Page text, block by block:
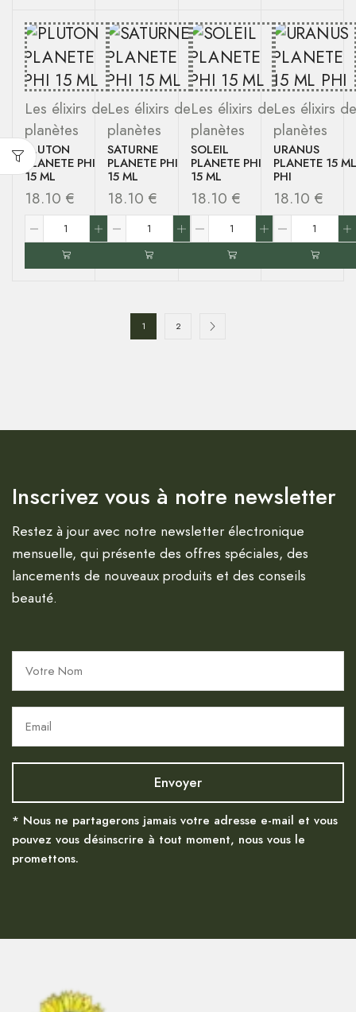
Les élixirs de
planètes
PLUTON
PLANETE PHI
15 ML
18.10 €
Les élixirs de
planètes
SATURNE
PLANETE PHI
15 ML
18.10€
Les élixirs de
planètes
SOLEIL
PLANETE PHI
15 ML
18.10 €
Les élixirs de
planètes
URANUS
PLANETE 15 ML
PHI
18.10 €
1 2
Inscrivez vous à notre newsletter
Restez à jour avec notre newsletter électronique
mensuelle, qui présente des offres spéciales, des
lancements de nouveaux produits et des conseils
beauté.
* Nous ne partagerons jamais votre adresse e-mail et vous
pouvez vous désinscrire à tout moment, nous vous le
promettons.